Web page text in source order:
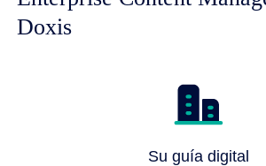
Doxis
Su guía digital